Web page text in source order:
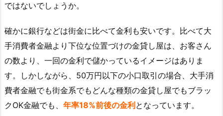
ではないでしょうか。
確かに銀行などは街金に比べて金利も安いです。比べて大
手消費者金融より下位な位置づけの金貸し屋は、お客さん
の数より、一回の金利で儲かっているイメージはありま
す。しかしながら、50万円以下の小口取引の場合、大手消
費者金融でも街金系でもどんな種類の金貸し屋でもブラッ
クOK金融でも、 年率18%前後の金利 となっています。